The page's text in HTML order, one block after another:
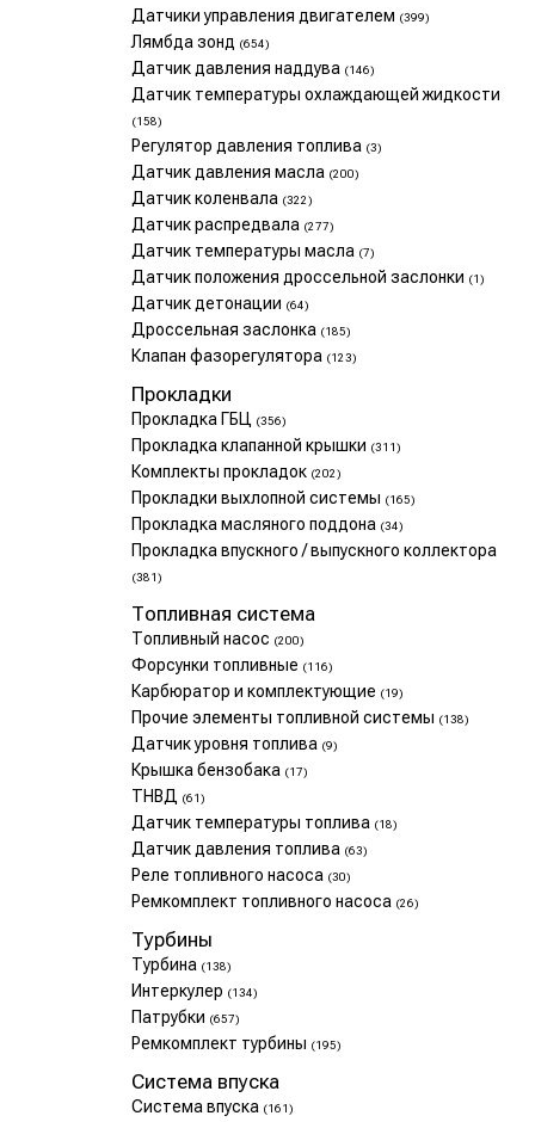
Датчики управления двигателем (399)
Лямбда зонд (654)
Датчик давления наддува (146)
Датчик температуры охлаждающей жидкости
(158)
Регулятор давления топлива (3)
Датчик давления масла (200)
Датчик коленвала (322)
Датчик распредвала (277)
Датчик температуры масла (7)
Датчик положения дроссельной заслонки (1)
Датчик детонации (64)
Дроссельная заслонка (185)
Клапан фазорегулятора (123)
Прокладки
Прокладка ГБЦ (356)
Прокладка клапанной крышки (311)
Комплекты прокладок (202)
Прокладки выхлопной системы (165)
Прокладка масляного поддона (34)
Прокладка впускного / выпускного коллектора
(381)
Топливная система
Топливный насос (200)
Форсунки топливные (116)
Карбюратор и комплектующие (19)
Прочие элементы топливной системы (138)
Датчик уровня топлива (9)
Крышка бензобака (17)
ТНВД (61)
Датчик температуры топлива (18)
Датчик давления топлива (63)
Реле топливного насоса (30)
Ремкомплект топливного насоса (26)
Турбины
Турбина (138)
Интеркулер (134)
Патрубки (657)
Ремкомплект турбины (195)
Система впуска
Система впуска (161)